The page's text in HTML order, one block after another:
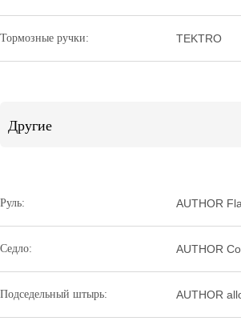
Тормозные ручки: TEKTRO
Другие
Руль: AUTHOR
Седло: AUTHOR
Подседельный штырь: AUTHOR